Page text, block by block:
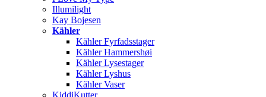
Illumilight
Kay Bojesen
Kähler
Kähler Fyrfadsstager
Kähler Hammershøi
Kähler Lysestager
Kähler Lyshus
Kähler Vaser
KiddiKutter